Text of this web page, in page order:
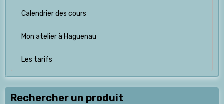
Calendrier des cours
Mon atelier à Haguenau
Les tarifs
Rechercher un produit